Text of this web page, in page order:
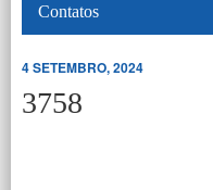
Contatos
4 SETEMBRO, 2024
3758